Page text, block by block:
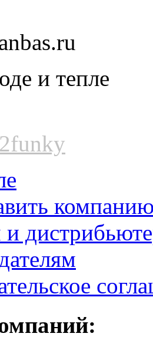
и тепле